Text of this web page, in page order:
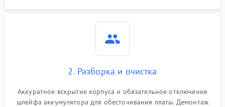
2. Разборка и очистка
Аккуратное вскрытие корпуса и обязательное отключение
шлейфа аккумулятора для обесточивания платы. Демонтаж